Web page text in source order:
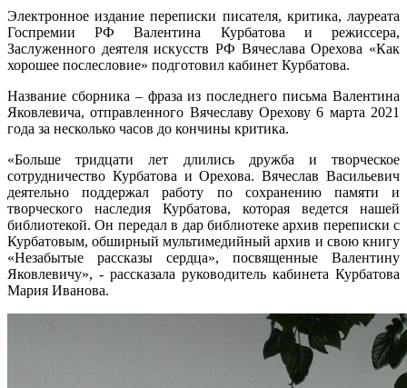
Электронное издание переписки писателя, критика, лауреата
Госпремии РФ Валентина Курбатова и режиссера,
Заслуженного деятеля искусств РФ Вячеслава Орехова «Как
хорошее послесловие» подготовил кабинет Курбатова.
Название сборника – фраза из последнего письма Валентина
Яковлевича, отправленного Вячеславу Орехову 6 марта 2021
года за несколько часов до кончины критика.
«Больше тридцати лет длились дружба и творческое
сотрудничество Курбатова и Орехова. Вячеслав Васильевич
деятельно поддержал работу по сохранению памяти и
творческого наследия Курбатова, которая ведется нашей
библиотекой. Он передал в дар библиотеке архив переписки с
Курбатовым, обширный мультимедийный архив и свою книгу
«Незабытые рассказы сердца», посвященные Валентину
Яковлевичу», - рассказала руководитель кабинета Курбатова
Мария Иванова.